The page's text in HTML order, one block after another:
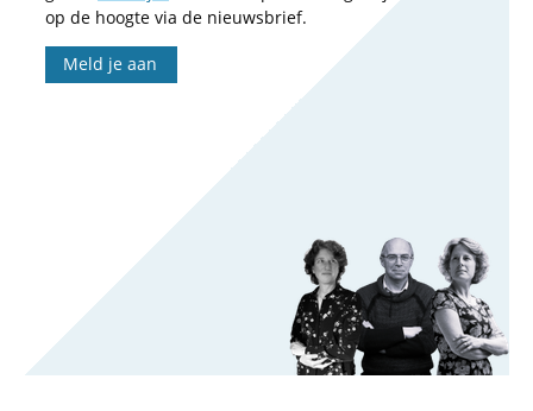
op de hoogte via de nieuwsbrief.
Meld je aan